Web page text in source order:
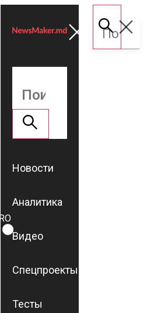
ROMÂNĂ
RU
Новости
Аналитика
Видео
Спецпроекты
Тесты